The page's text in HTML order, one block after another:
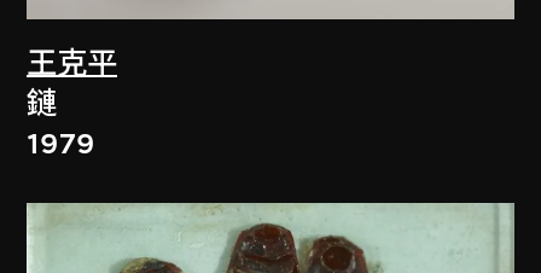
王克平
鏈
1979